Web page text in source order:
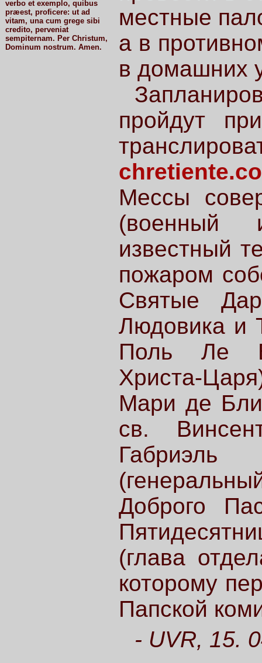
verbo et exemplo, quibus
præest, proficere: ut ad
vitam, una cum grege sibi
credito, perveniat
sempiternam. Per Christum,
Dominum nostrum. Amen.
местные
а в
в домашних
пройдут
Мессы
(военный
известный
пожаром
Святые
Людовика и
Поль Ле
Христа-
Мари де
св.
Доброго
(глава
которому
Папской
- UVR, 15.